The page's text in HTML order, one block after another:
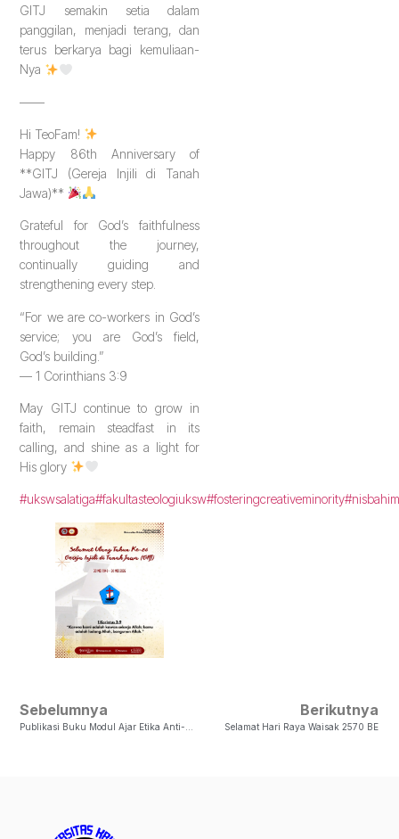
GITJ semakin setia dalam
panggilan, menjadi terang, dan
terus berkarya bagi kemuliaan-
Nya
——
Hi TeoFam!
Happy 86th Anniversary of
**GITJ (Gereja Injili di Tanah
Jawa)**
Grateful for God’s faithfulness
throughout the journey,
continually guiding and
strengthening every step.
“For we are co-workers in God’s
service; you are God’s field,
God’s building.”
— 1 Corinthians 3:9
May GITJ continue to grow in
faith, remain steadfast in its
calling, and shine as a light for
His glory
#ukswsalatiga#fakultasteologiuksw#fosteringcreativeminority
Sebelumnya Berikutnya
Selamat Hari Raya Waisak 2570 BE